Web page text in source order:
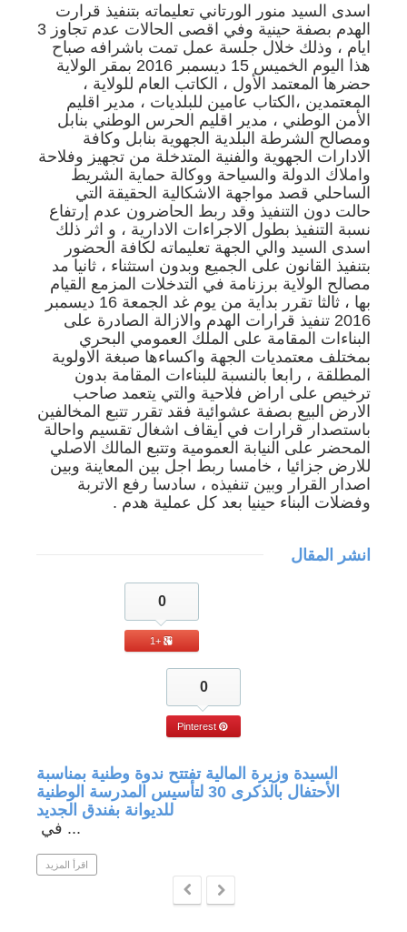
اسدى السيد منور الورتاني تعليماته بتنفيذ قرارت
الهدم بصفة حينية وفي اقصى الحالات عدم تجاوز 3
ايام ، وذلك خلال جلسة عمل تمت باشرافه صباح
هذا اليوم الخميس 15 ديسمبر 2016 بمقر الولاية
حضرها المعتمد الأول ، الكاتب العام للولاية ،
المعتمدين ،الكتاب عامين للبلديات ، مدير اقليم
الأمن الوطني ، مدير اقليم الحرس الوطني بنابل
ومصالح الشرطة البلدية الجهوية بنابل وكافة
الادارات الجهوية والفنية المتدخلة من تجهيز وفلاحة
واملاك الدولة والسياحة ووكالة حماية الشريط
الساحلي قصد مواجهة الاشكالية الحقيقة التي
حالت دون التنفيذ وقد ربط الحاضرون عدم إرتفاع
نسبة التنفيذ بطول الاجراءات الادارية ، و اثر ذلك
اسدى السيد والي الجهة تعليماته لكافة الحضور
بتنفيذ القانون على الجميع وبدون استثناء ، ثانيا مد
مصالح الولاية برزنامة في التدخلات المزمع القيام
بها ، ثالثا تقرر بداية من يوم غد الجمعة 16 ديسمبر
2016 تنفيذ قرارات الهدم والازالة الصادرة على
البناءات المقامة على الملك العمومي البحري
بمختلف معتمديات الجهة واكساءها صبغة الاولوية
المطلقة ، رابعا بالنسبة للبناءات المقامة بدون
ترخيص على اراض فلاحية والتي يتعمد صاحب
الارض البيع بصفة عشوائية فقد تقرر تتبع المخالفين
باستصدار قرارات في ايقاف اشغال تقسيم واحالة
المحضر على النيابة العمومية وتتبع المالك الاصلي
للارض جزائيا ، خامسا ربط اجل بين المعاينة وبين
اصدار القرار وبين تنفيذه ، سادسا رفع الاتربة
وفضلات البناء حينيا بعد كل عملية هدم .
انشر المقال
0
+1
0
Pinterest
السيدة وزيرة المالية تفتتح ندوة وطنية بمناسبة
الأحتفال بالذكرى 30 لتأسيس المدرسة الوطنية
للديوانة بفندق الجديد
في ...
اقرأ المزيد